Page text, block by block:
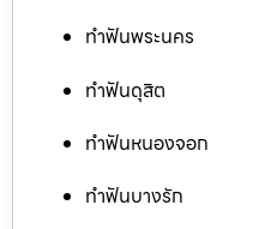
ทำฟันพระนคร
ทำฟันดุสิต
ทำฟันหนองจอก
ทำฟันบางรัก